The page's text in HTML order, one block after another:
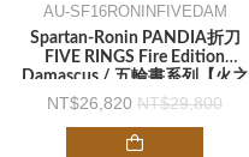
AU-SF16RONINFIVEDAM
Spartan-Ronin PANDIA折刀
FIVE RINGS Fire Edition
Damascus / 五輪書系列【火之
卷】大馬士革鋼 鈦合金手柄
Flipper -折刀
26,820 29,800